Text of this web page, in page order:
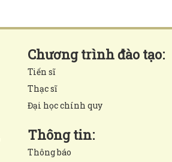
Chương trình đào tạo:
Tiến sĩ
Thạc sĩ
Đại học chính quy
Thông tin:
Thông báo